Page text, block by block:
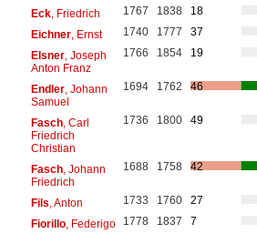
Eck, Friedrich 1767 1838
18
Eichner, Ernst 1740 1777
37
Elsner, Joseph
Anton Franz
1766 1854 19
Endler, Johann
Samuel
1694 1762 46
Fasch, Carl
Friedrich
Christian
1736 1800 49
Fasch, Johann
Friedrich
1688 1758 42
Fils , Anton 1733 1760
27
Fiorillo, Federigo 1778 1837
7